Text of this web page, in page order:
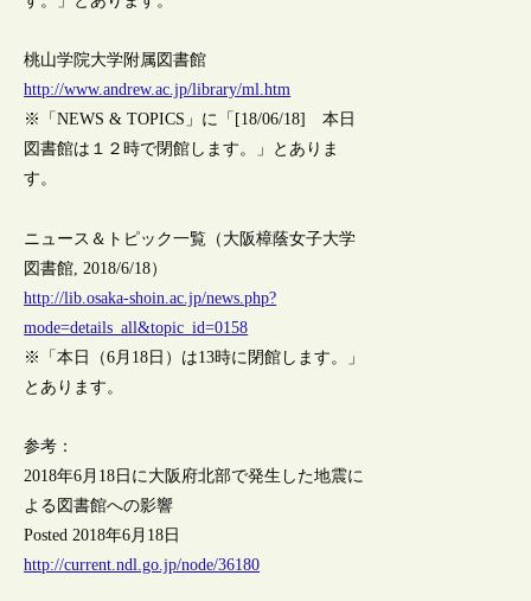
桃山学院大学附属図書館
http://www.andrew.ac.jp/library/ml.htm
※「NEWS & TOPICS」に「[18/06/18] 本日
図書館は１２時で閉館します。」とありま
す。
ニュース＆トピック一覧（大阪樟蔭女子大学
図書館, 2018/6/18）
http://lib.osaka-shoin.ac.jp/news.php?
mode=details_all&topic_id=0158
※「本日（6月18日）は13時に閉館します。」
とあります。
参考：
2018年6月18日に大阪府北部で発生した地震に
よる図書館への影響
Posted 2018年6月18日
http://current.ndl.go.jp/node/36180